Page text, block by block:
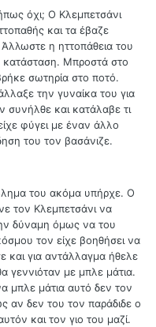
όχι; Ο Κλεμπετσάνι
και τα έβαζε
η ηττοπάθεια του
κατάσταση. Μπροστά στο
σωτηρία στο ποτό.
την γυναίκα του για
συνήλθε και κατάλαβε τι
φύγει με έναν άλλο
του τον βασάνιζε.
του ακόμα υπήρχε. Ο
τον Κλεμπετσάνι να
δύναμη όμως να του
τον είχε βοηθήσει να
και για αντάλλαγμα ήθελε
γεννιόταν με μπλε μάτια.
μπλε μάτια αυτό δεν τον
αν δεν του τον παράδιδε ο
και τον γιο του μαζί.